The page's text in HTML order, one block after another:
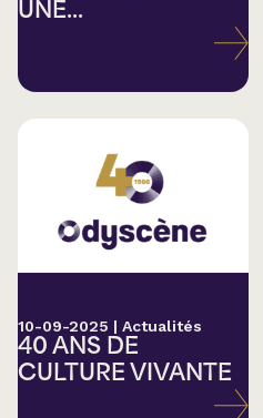
UNE...
10-09-2025 | Actualités
40 ANS DE
CULTURE VIVANTE